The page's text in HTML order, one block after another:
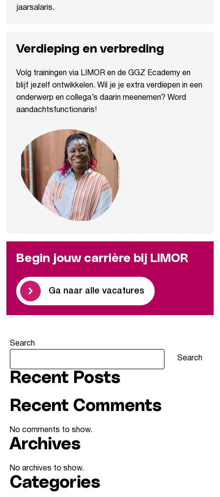
jaarsalaris.
Verdieping en verbreding
Volg trainingen via LIMOR en de GGZ Ecademy en
blijf jezelf ontwikkelen. Wil je je extra verdiepen in een
onderwerp en collega’s daarin meenemen? Word
aandachtsfunctionaris!
Begin jouw carrière bij LIMOR
Ga naar alle vacatures
Search
Search
Recent Posts
Recent Comments
No comments to show.
Archives
No archives to show.
Categories